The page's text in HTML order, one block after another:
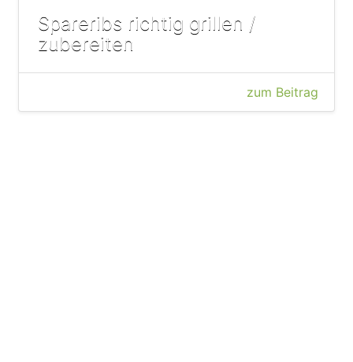
Spareribs richtig grillen /
zubereiten
zum Beitrag